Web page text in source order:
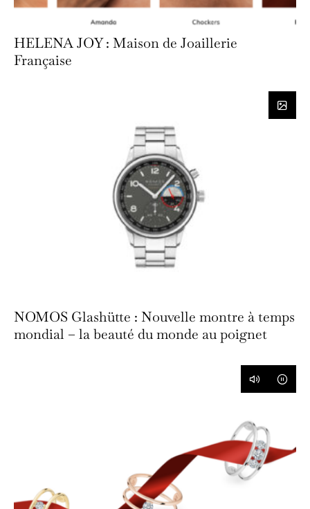
HELENA JOY : Maison de Joaillerie
Française
NOMOS Glashütte : Nouvelle montre à temps
mondial – la beauté du monde au poignet